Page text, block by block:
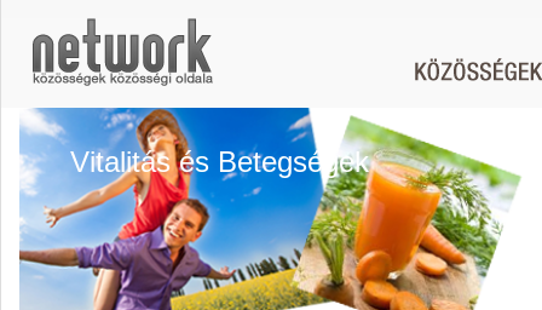
Vitalitás és Betegségek